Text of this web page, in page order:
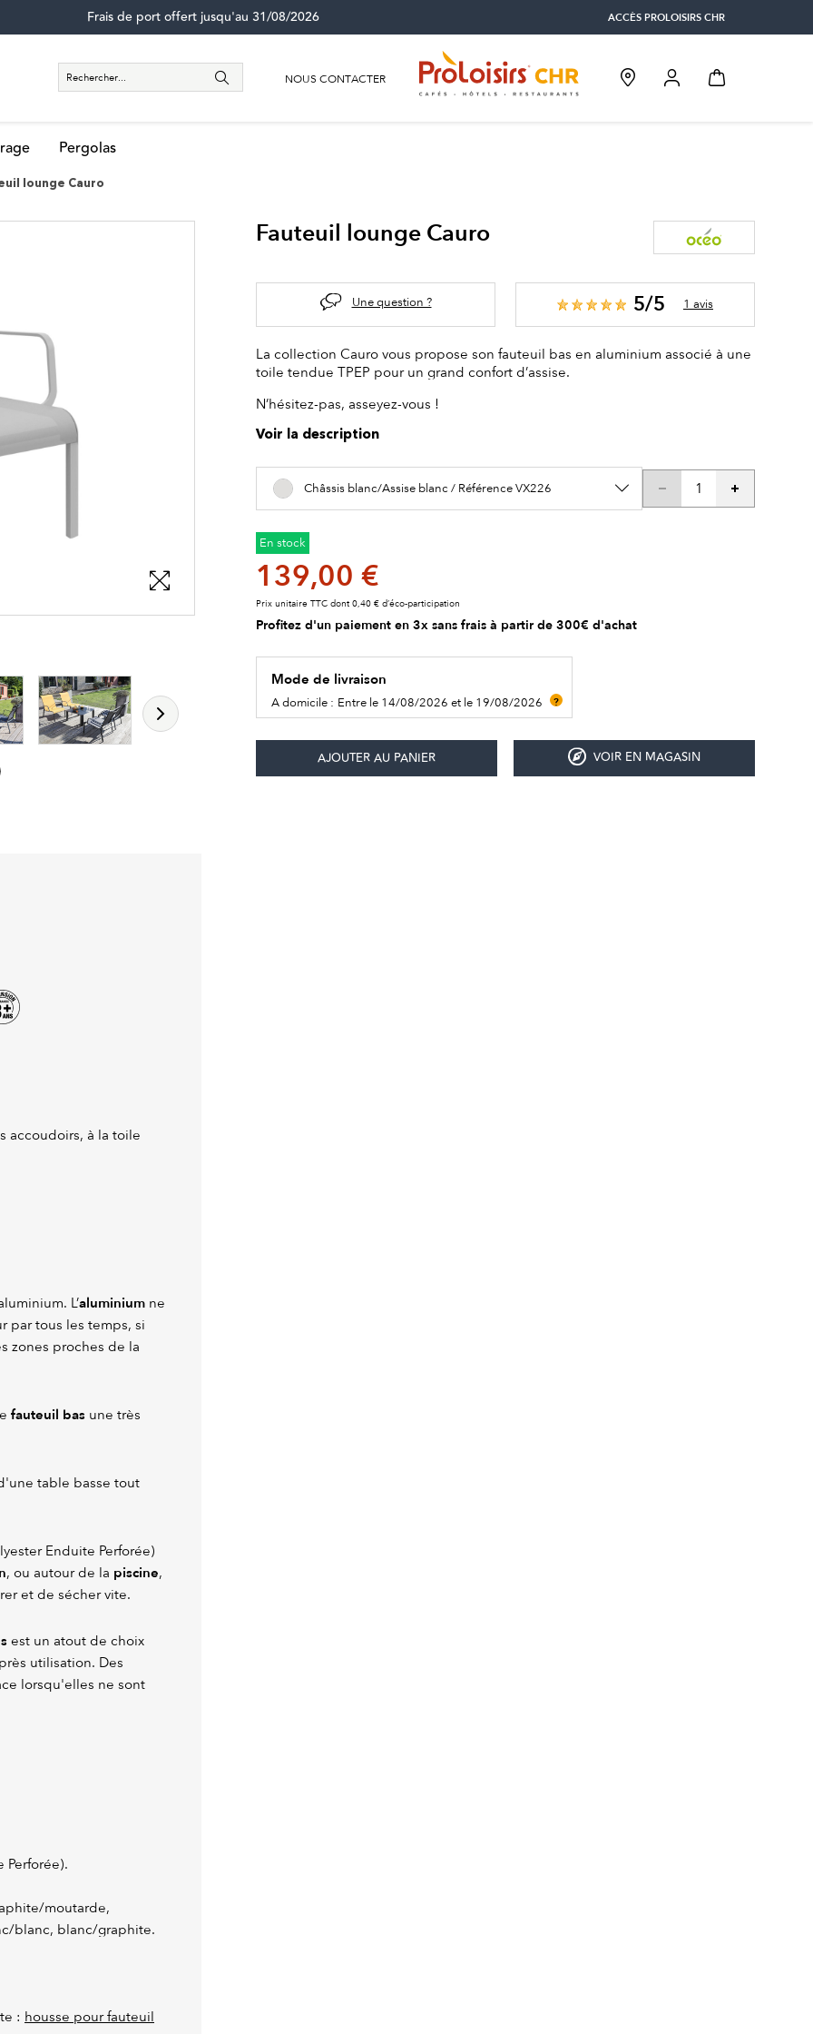
ACCÈS PROLOISIRS CHR
Frais de port offert jusqu'au 31/08/2026
NOUS CONTACTER
Pergolas
lounge Cauro
accoudoirs, à la toile
L’aluminium ne
par tous les temps, si
zones proches de la
fauteuil bas une très
table basse tout
Enduite Perforée)
, ou autour de la piscine,
et de sécher vite.
est un atout de choix
utilisation. Des
lorsqu'elles ne sont
Perforée).
moutarde,
blanc, blanc/graphite.
: housse pour fauteuil
Fauteuil lounge Cauro
Une question ? 5/5 1 avis
La collection Cauro vous propose son fauteuil bas en aluminium associé à une
toile tendue TPEP pour un grand confort d’assise.
N’hésitez-pas, asseyez-vous !
Voir la description
Châssis blanc/Assise blanc / Référence VX226
En stock
139,00 €
Prix unitaire TTC dont 0,40 € d’éco-participation
Profitez d'un paiement en 3x sans frais à partir de 300€ d'achat
Mode de livraison
A domicile : Entre le 14/08/2026 et le 19/08/2026 ?
VOIR EN MAGASIN